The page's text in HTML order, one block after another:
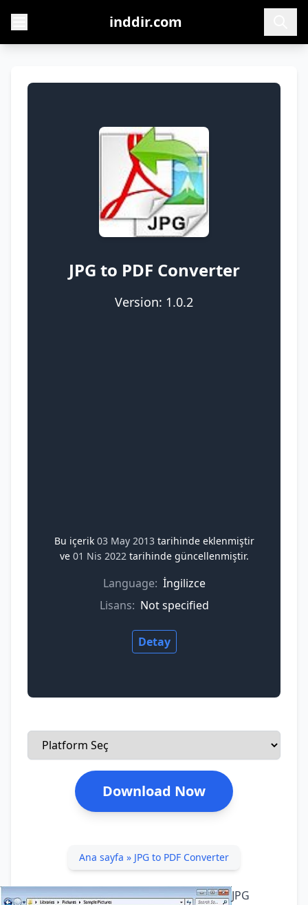
inddir.com
JPG to PDF Converter
Version: 1.0.2
Bu içerik 03 May 2013 tarihinde eklenmiştir
ve 01 Nis 2022 tarihinde güncellenmiştir.
Language: İngilizce
Lisans: Not specified
Detay
Download Now
Ana sayfa » JPG to PDF Converter
JPG